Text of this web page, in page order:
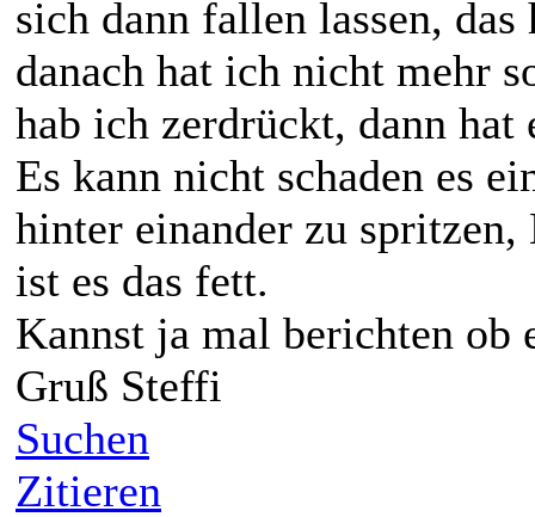
sich dann fallen lassen,
danach hat ich nicht mehr
hab ich zerdrückt, dann hat
Es kann nicht schaden es
hinter einander zu
ist es das fett.
Kannst ja mal berichten ob
Gruß Steffi
Suchen
Zitieren